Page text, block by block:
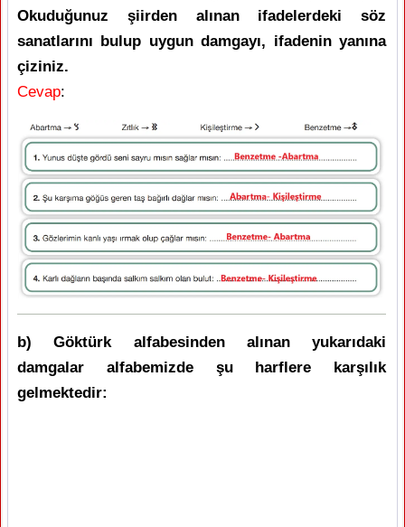
Okuduğunuz şiirden alınan ifadelerdeki söz
sanatlarını bulup uygun damgayı, ifadenin yanına
çiziniz.
Cevap:
b) Göktürk alfabesinden alınan yukarıdaki
damgalar alfabemizde şu harflere karşılık
gelmektedir: